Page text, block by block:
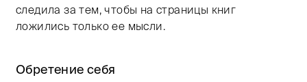
следила за тем, чтобы на страницы книг
ложились только ее мысли.
Обретение себя